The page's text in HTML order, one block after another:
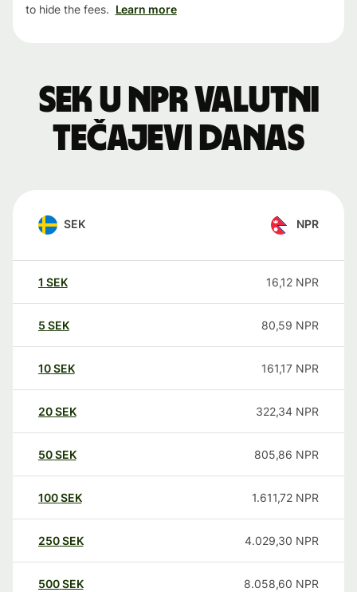
to hide the fees. Learn more
SEK u NPR valutni
tečajevi danas
SEK NPR
1 SEK 16,12 NPR
5 SEK 80,59 NPR
10SEK 161,17 NPR
20SEK 322,34 NPR
50SEK 805,86 NPR
100SEK 1.611,72 NPR
250SEK 4.029,30 NPR
500SEK 8.058,60 NPR